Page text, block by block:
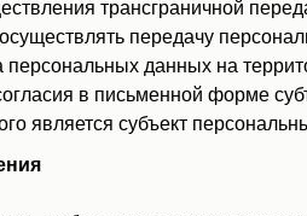
трансграничной
осуществлять передачу
персональных данных на
в письменной форме
является субъект